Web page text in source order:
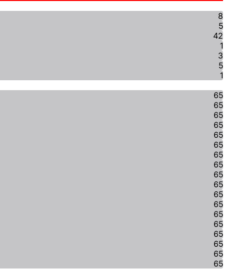
8
5
42
1
3
5
1
65
65
65
65
65
65
65
65
65
65
65
65
65
65
65
65
65
65